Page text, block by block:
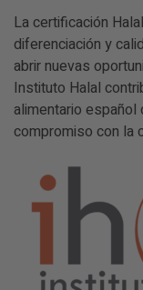
La certificación
diferenciación y
abrir nuevas
Instituto Halal
alimentario español
compromiso con la